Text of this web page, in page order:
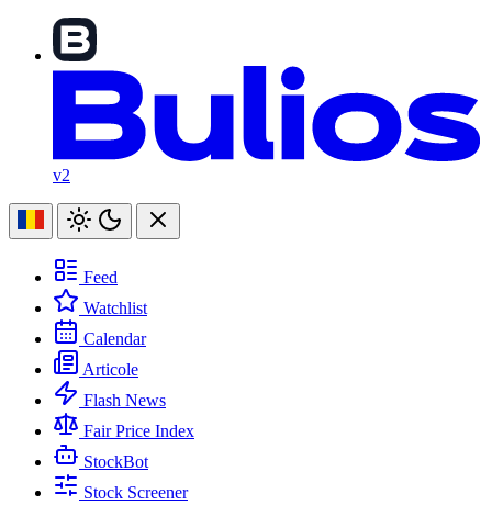
v2
Feed
Watchlist
Calendar
Articole
Flash News
Fair Price Index
StockBot
Stock Screener